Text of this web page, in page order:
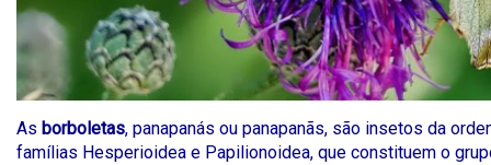
As borboletas, panapanás ou panapanãs, são insetos da
famílias Hesperioidea e Papilionoidea, que constituem o